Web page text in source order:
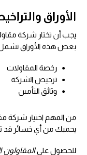
الأوراق
يجب أن تختار شركة
بعض هذه الأوراق
رخصة المقاولات
ترخيص الشركة
وثائق التأمين
من المهم اختيار شركة
يحميك من أي خسائر قد
للحصول علىالمقاولون